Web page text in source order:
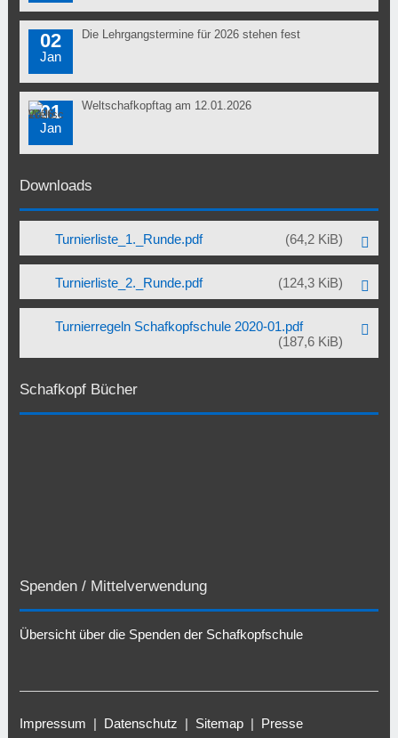
02
Jan
Die Lehrgangstermine für 2026 stehen fest
01
Jan
Weltschafkopftag am 12.01.2026
Downloads
Turnierliste_1._Runde.pdf (64,2 KiB)
Turnierliste_2._Runde.pdf (124,3 KiB)
Turnierregeln Schafkopfschule 2020-01.pdf
(187,6 KiB)
Schafkopf Bücher
Spenden / Mittelverwendung
Übersicht über die Spenden der Schafkopfschule
Impressum Datenschutz Sitemap| Presse